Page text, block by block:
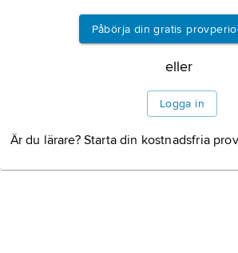
Information om artikeln
Påbörja din gratis
eller
Logga in
Är du lärare? Starta din kostnadsfria